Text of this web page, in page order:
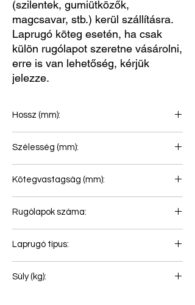
(szilentek, gumiütközők,
magcsavar, stb.) kerül szállításra.
Laprugó köteg esetén, ha csak
külön rugólapot szeretne vásárolni,
erre is van lehetőség, kérjük
jelezze.
Hossz (mm):
Szélesség (mm):
Kötegvastagság (mm):
Rugólapok száma:
Laprugó típus:
Súly (kg):